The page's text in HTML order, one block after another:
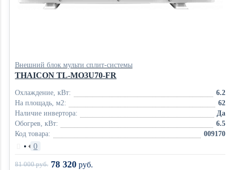
Внешний блок мульти сплит-системы
THAICON TL-MO3U70-FR
Охлаждение, кВт:
6.2
На площадь, м2:
62
Наличие инвертора:
Да
Обогрев, кВт:
6.5
Код товара:
009170
• 0
81 000руб. 78 320 руб.